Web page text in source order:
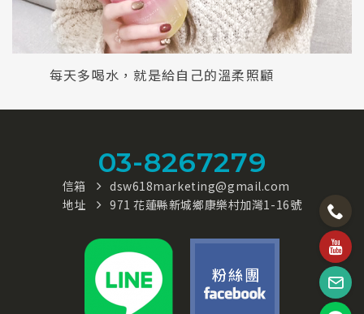
每天多喝水，就是給自己的溫柔照顧
03-8267279
信箱
dsw618marketing@gmail.com
地址
971 花蓮縣新城鄉康樂村加灣1-16號